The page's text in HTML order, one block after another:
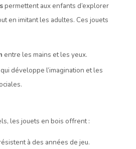
permettent aux enfants d’explorer
en imitant les adultes. Ces jouets
entre les mains et les yeux.
qui développe l’imagination et les
les jouets en bois offrent :
à des années de jeu.